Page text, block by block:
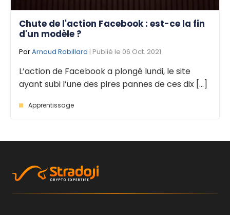
Chute de l'action Facebook : est-ce la fin
d'un modèle ?
ParArnaud Robillard | Publié le 06 Oct. 2021
L’action de Facebook a plongé lundi, le site
ayant subi l’une des pires pannes de ces dix [...]
Apprentissage